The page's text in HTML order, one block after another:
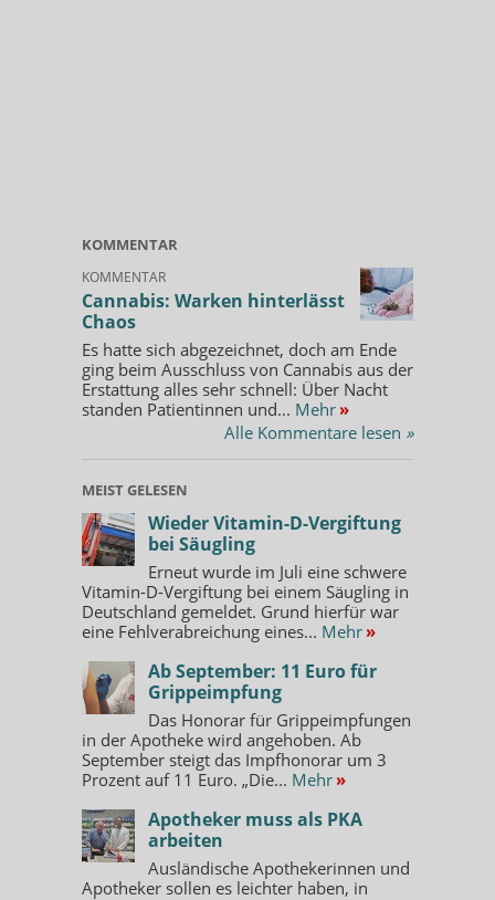
KOMMENTAR
KOMMENTAR
Cannabis: Warken hinterlässt
Chaos
Es hatte sich abgezeichnet, doch am Ende
ging beim Ausschluss von Cannabis aus der
Erstattung alles sehr schnell: Über Nacht
standen Patientinnen und... Mehr »
Alle Kommentare lesen »
MEIST GELESEN
Wieder Vitamin-D-Vergiftung
bei Säugling
Erneut wurde im Juli eine schwere
Vitamin-D-Vergiftung bei einem Säugling in
Deutschland gemeldet. Grund hierfür war
eine Fehlverabreichung eines... Mehr »
Ab September: 11 Euro für
Grippeimpfung
Das Honorar für Grippeimpfungen
in der Apotheke wird angehoben. Ab
September steigt das Impfhonorar um 3
Prozent auf 11 Euro. „Die... Mehr »
Apotheker muss als PKA
arbeiten
Ausländische Apothekerinnen und
Apotheker sollen es leichter haben, in